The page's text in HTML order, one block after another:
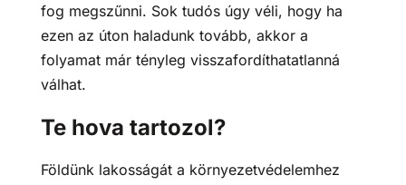
fog megszűnni. Sok tudós úgy véli, hogy ha
ezen az úton haladunk tovább, akkor a
folyamat már tényleg visszafordíthatatlanná
válhat.
Te hova tartozol?
Földünk lakosságát a környezetvédelemhez